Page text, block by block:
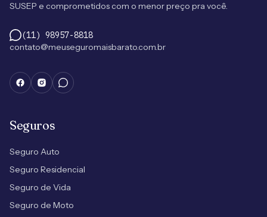
SUSEP e comprometidos com o menor preço pra você.
(11) 98957-8818
contato@meuseguromaisbarato.com.br
Seguros
Seguro Auto
Seguro Residencial
Seguro de Vida
Seguro de Moto